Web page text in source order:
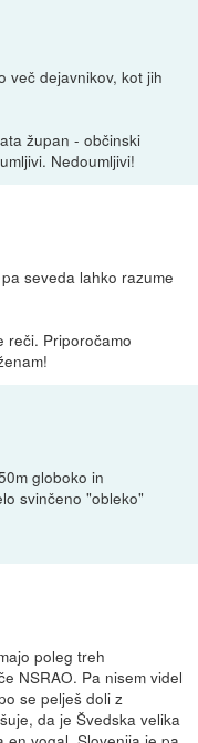
več dejavnikov, kot jih
župan - občinski
Nedoumljivi!
seveda lahko razume
reči. Priporočamo
globoko in
svinčeno "obleko"
poleg treh
NSRAO. Pa nisem videl
se pelješ doli z
da je Švedska velika